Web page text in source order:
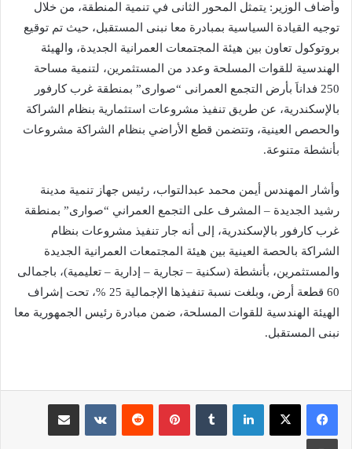
وأضاف الوزير: يتمثل المحور الثانى في تنمية المنطقة، من خلال
توجيه القيادة السياسية بمبادرة معا نبنى المستقبل، حيث تم توقيع
بروتوكول تعاون بين هيئة المجتمعات العمرانية الجديدة، والهيئة
الهندسية للقوات المسلحة وعدد من المستثمرين، لتنمية مساحة
250 فداناَ بأرض التجمع العمرانى “صوارى” بمنطقة غرب كارفور
بالإسكندرية، عن طريق تنفيذ مشروعات استثمارية بنظام الشراكة
والحصص العينية، وتتضمن قطع الأراضي بنظام الشراكة مشروعات
بأنشطة متنوعة.
وأشار المهندس أيمن محمد عبدالتواب، رئيس جهاز تنمية مدينة
رشيد الجديدة – المشرف على التجمع العمراني “صوارى” بمنطقة
غرب كارفور بالإسكندرية، إلى أنه جار تنفيذ مشروعات بنظام
الشراكة بالحصة العينية بين هيئة المجتمعات العمرانية الجديدة
والمستثمرين، بأنشطة (سكنية – تجارية – إدارية – تعليمية)، باجمالى
60 قطعة أرض، وبلغت نسبة تنفيذها الإجمالية 25 %، تحت إشراف
الهيئة الهندسية للقوات المسلحة، ضمن مبادرة رئيس الجمهورية معا
نبنى المستقبل.
لينكدإن بينتيريست